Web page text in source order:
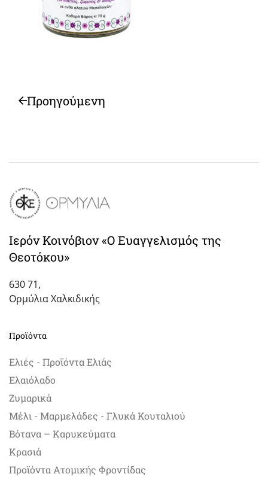
Προηγούμενη
Ιερόν Κοινόβιον «Ο Ευαγγελισμός της
Θεοτόκου»
630 71,
Ορμύλια Χαλκιδικής
Προϊόντα
Ελιές - Προϊόντα Ελιάς
Ελαιόλαδο
Ζυμαρικά
Μέλι - Μαρμελάδες - Γλυκά Κουταλιού
Βότανα – Καρυκεύματα
Κρασιά
Προϊόντα Ατομικής Φροντίδας